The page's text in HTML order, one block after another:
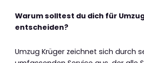
Warum solltest du dich für
entscheiden?
Umzug Krüger zeichnet sich durch